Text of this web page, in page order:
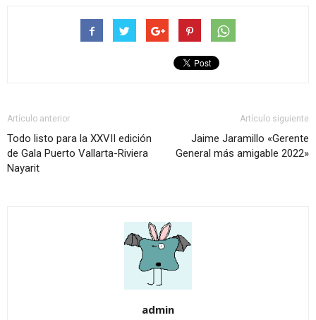
Artículo anterior
Todo listo para la XXVII edición
de Gala Puerto Vallarta-Riviera
Nayarit
Artículo siguiente
Jaime Jaramillo «Gerente
General más amigable 2022»
admin